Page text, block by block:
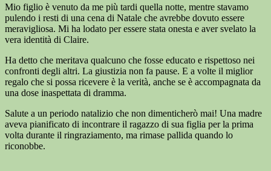
Mio figlio è venuto da me più tardi quella notte, mentre stavamo
pulendo i resti di una cena di Natale che avrebbe dovuto essere
meravigliosa. Mi ha lodato per essere stata onesta e aver svelato la
vera identità di Claire.
Ha detto che meritava qualcuno che fosse educato e rispettoso nei
confronti degli altri. La giustizia non fa pause. E a volte il miglior
regalo che si possa ricevere è la verità, anche se è accompagnata da
una dose inaspettata di dramma.
Salute a un periodo natalizio che non dimenticherò mai! Una madre
aveva pianificato di incontrare il ragazzo di sua figlia per la prima
volta durante il ringraziamento, ma rimase pallida quando lo
riconobbe.